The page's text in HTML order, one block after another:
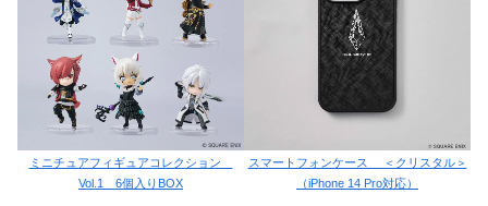
ミニチュアフィギュアコレクション
Vol.1 6個入りBOX
スマートフォンケース ＜クリスタル＞
（iPhone 14 Pro対応）